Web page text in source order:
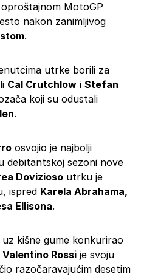
MotoGP
nakon zanimljivog
.
utrke borili za
Cal Crutchlow i Stefan
koji su odustali
.
osvojio je najbolji
debitantskoj sezoni nove
Dovizioso utrku je
ispred Karela Abrahama,
Ellisona.
kišne gume konkurirao
Valentino Rossi je svoju
razočaravajućim desetim